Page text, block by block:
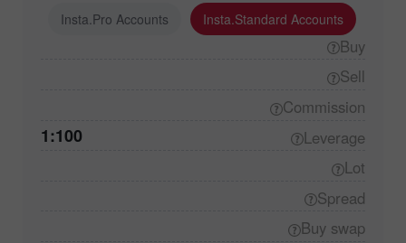
Insta.Standard Accounts
Insta.Pro Accounts
Buy
Sell
Commission
Leverage
1:100
Lot
Spread
Buy swap